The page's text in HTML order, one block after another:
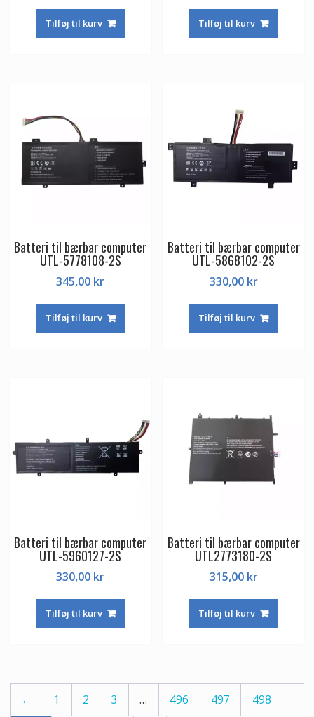
Tilføj til kurv Tilføj til kurv
Batteri til bærbar computer
UTL-5778108-2S
345,00 kr
Tilføj til kurv
Batteri til bærbar computer
UTL-5868102-2S
330,00 kr
Tilføj til kurv
Batteri til bærbar computer
UTL-5960127-2S
330,00 kr
Tilføj til kurv
Batteri til bærbar computer
UTL2773180-2S
315,00 kr
Tilføj til kurv
← 1 2 3 … 496 497 498